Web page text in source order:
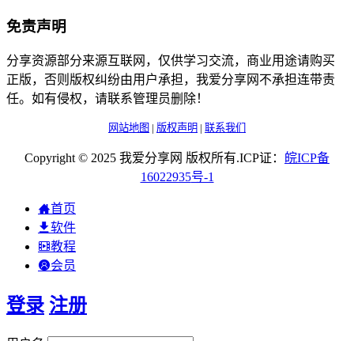
免责声明
分享资源部分来源互联网，仅供学习交流，商业用途请购买
正版，否则版权纠纷由用户承担，我爱分享网不承担连带责
任。如有侵权，请联系管理员删除！
网站地图 | 版权声明 | 联系我们
Copyright © 2025 我爱分享网 版权所有.ICP证： 皖ICP备
16022935号-1
首页
软件
教程
会员
登录 注册